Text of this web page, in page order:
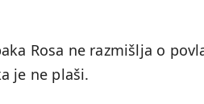
Rosa ne razmišlja o
je ne plaši.